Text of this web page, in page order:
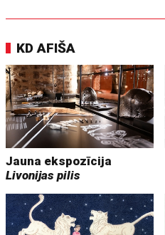
KD AFIŠA
Jauna ekspozīcija
Livonijas pilis